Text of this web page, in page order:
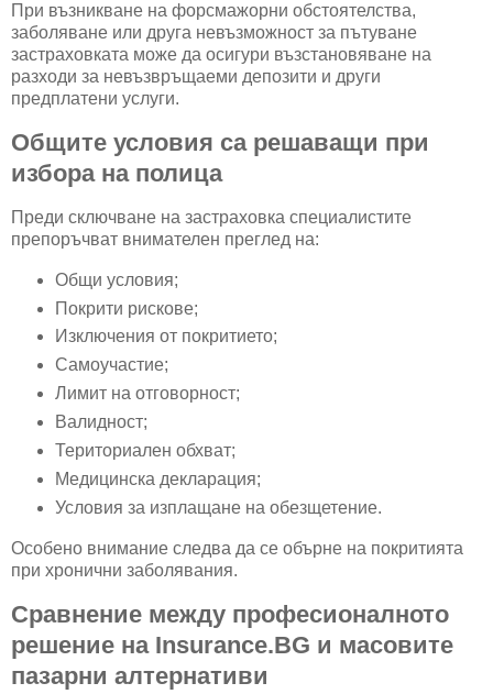
При възникване на форсмажорни обстоятелства,
заболяване или друга невъзможност за пътуване
застраховката може да осигури възстановяване на
разходи за невъзвръщаеми депозити и други
предплатени услуги.
Общите условия са решаващи при
избора на полица
Преди сключване на застраховка специалистите
препоръчват внимателен преглед на:
Общи условия;
Покрити рискове;
Изключения от покритието;
Самоучастие;
Лимит на отговорност;
Валидност;
Териториален обхват;
Медицинска декларация;
Условия за изплащане на обезщетение.
Особено внимание следва да се обърне на покритията
при хронични заболявания.
Сравнение между професионалното
решение на Insurance.BG и масовите
пазарни алтернативи